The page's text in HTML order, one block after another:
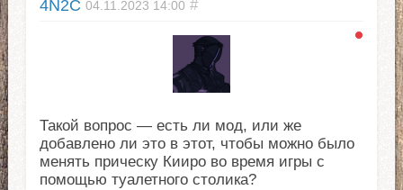
4N2C 04.11.2023 14:00 #
Такой вопрос — есть ли мод, или же
добавлено ли это в этот, чтобы можно было
менять прическу Кииро во время игры с
помощью туалетного столика?